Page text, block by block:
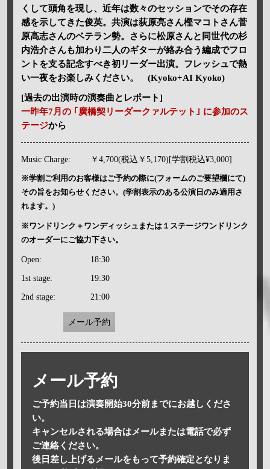
くして頭角を現し、近年は数々のセッションでその存在
感を示してきた俊英。共演は荻原亮さん樫マコトさん菅
原高志さんのベテラン勢。さらに松原さんと同世代の杉
内浩介さんも加わり二人のギターが絡み合う編成でフロ
ントを支る記念すべき初リーダー出演。フレッシュで熱
い一夜をお楽しみください。 (Kyoko+AI Kyoko)
[過去の出演時の演奏曲とレポート]
一昨年7月の ｢廣橋契リーダークァルテット｣ に参加のス
テージから
Music Charge: ￥4,700(税込￥5,170)[学割税込¥3,000]
※学割ご利用のお客様はご予約の際に(フォームのご要望欄にて)
その旨をお知らせください。(学割表示のある公演日のみ適用さ
れます。)
※ワンドリンク＋ワンディッシュまたは１ステージワンドリンク
のオーダーにご協力下さい。
Open: 18:30
1st stage: 19:30
2nd stage: 21:00
メール予約
メール予約
ご予約当日は演奏開始30分前までにお越しくださ
い。
キャンセルされる場合はメールまたは電話で必ず
ご連絡ください。
後日差し上げるメールをもって予約確定となりま